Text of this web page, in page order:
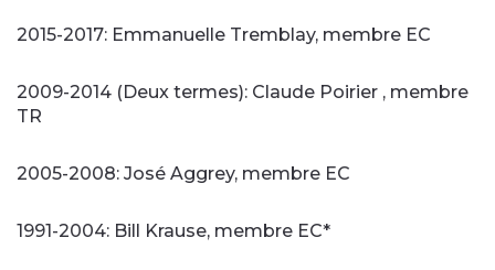
2015-2017: Emmanuelle Tremblay, membre EC
2009-2014 (Deux termes): Claude Poirier , membre
TR
2005-2008: José Aggrey, membre EC
1991-2004: Bill Krause, membre EC*